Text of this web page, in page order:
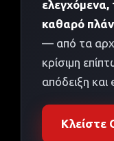
ελεγχόμενα,
καθαρό
— από τα
κρίσιμη
απόδειξη
Κλείστε